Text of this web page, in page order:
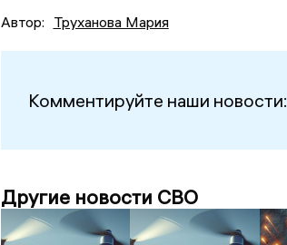
Автор: Труханова Мария
Комментируйте наши новости:
Другие новости СВО